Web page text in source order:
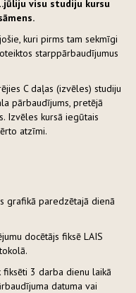
visu studiju kursu
kuri pirms tam sekmīgi
starppārbaudījumus
C daļas (izvēles) studiju
pārbaudījums, pretējā
Izvēles kursā iegūtais
atzīmi.
grafikā paredzētajā dienā
docētājs fiksē LAIS
3 darba dienu laikā
datuma vai